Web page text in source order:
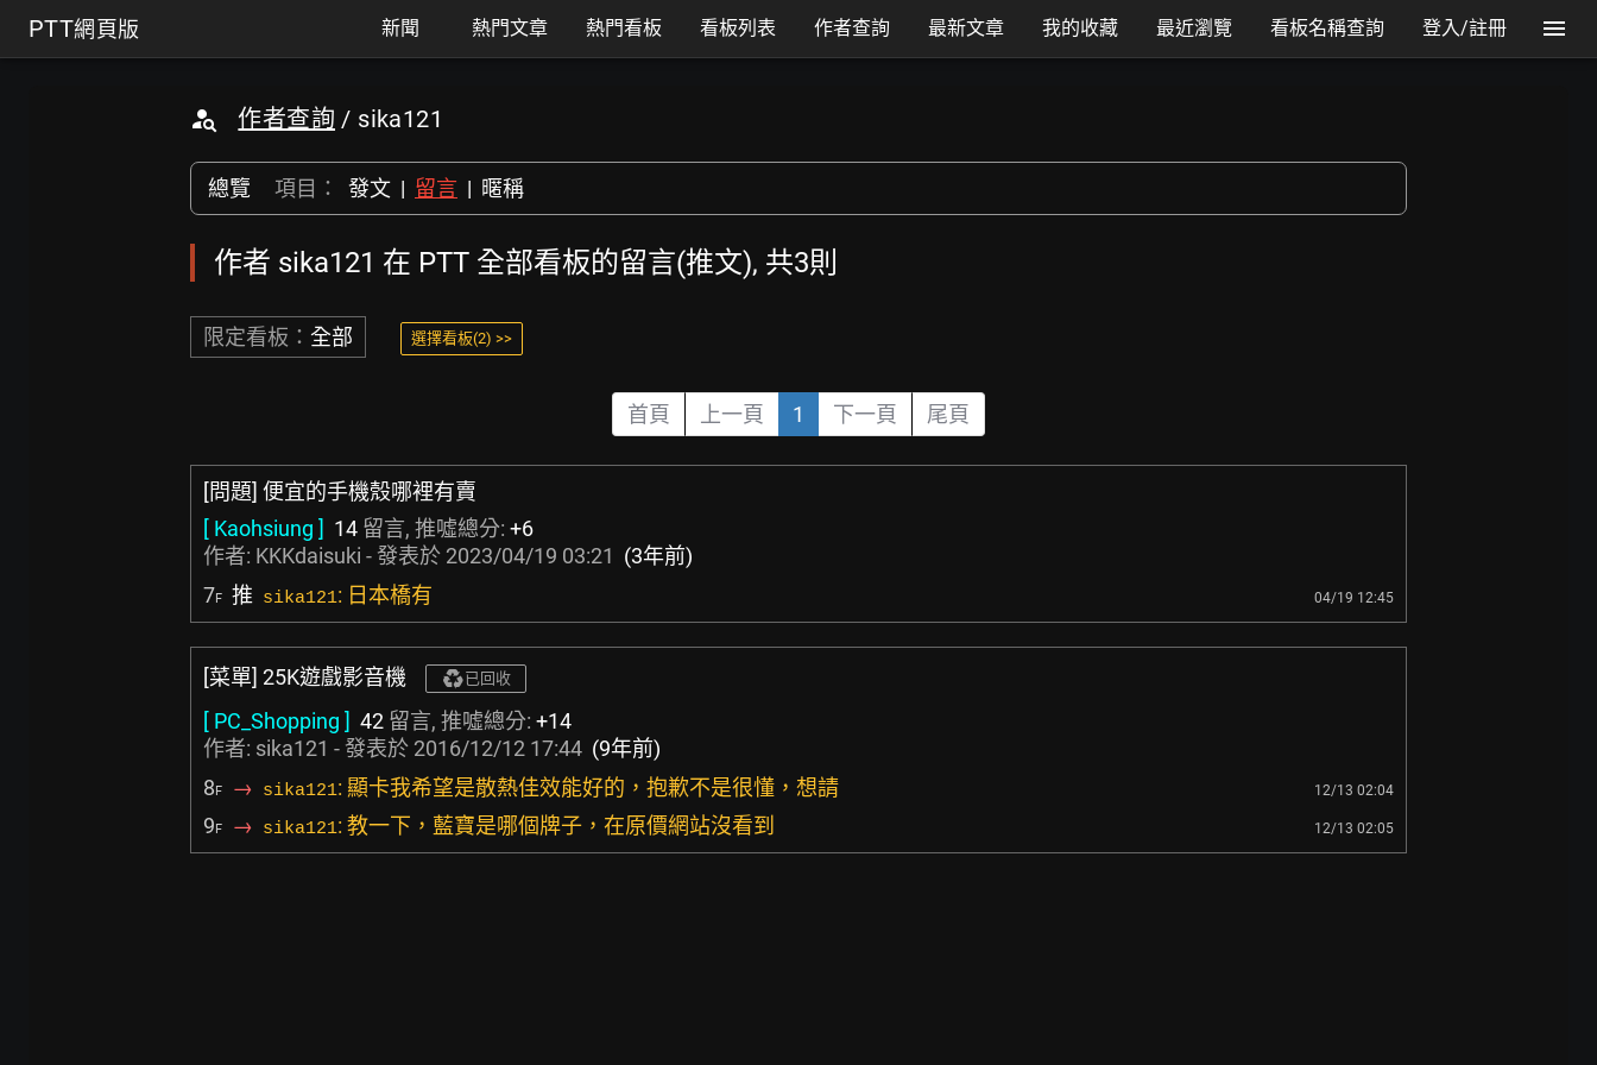
PTT網頁版 新聞 熱門文章 熱門看板 看板列表 作者查詢 最新文章 我的收藏 最近瀏覽 看板名稱查詢 登入/註冊
作者查詢 / sika121
總覽 項目： 發文 | 留言 | 暱稱
作者 sika121 在 PTT 全部看板的留言(推文), 共3則
限定看板： 全部 選擇看板(2) >>
首頁 上一頁 1 下一頁 尾頁
[問題] 便宜的手機殼哪裡有賣
[ Kaohsiung ] 14 留言, 推噓總分: +6
作者: KKKdaisuki - 發表於 2023/04/19 03:21 (3年前)
7F 推 sika121: 日本橋有 04/19 12:45
[菜單] 25K遊戲影音機 已回收
[ PC_Shopping ] 42 留言, 推噓總分: +14
作者: sika121 - 發表於 2016/12/12 17:44 (9年前)
8F → sika121: 顯卡我希望是散熱佳效能好的，抱歉不是很懂，想請 12/13 02:04
9F → sika121: 教一下，藍寶是哪個牌子，在原價網站沒看到 12/13 02:05